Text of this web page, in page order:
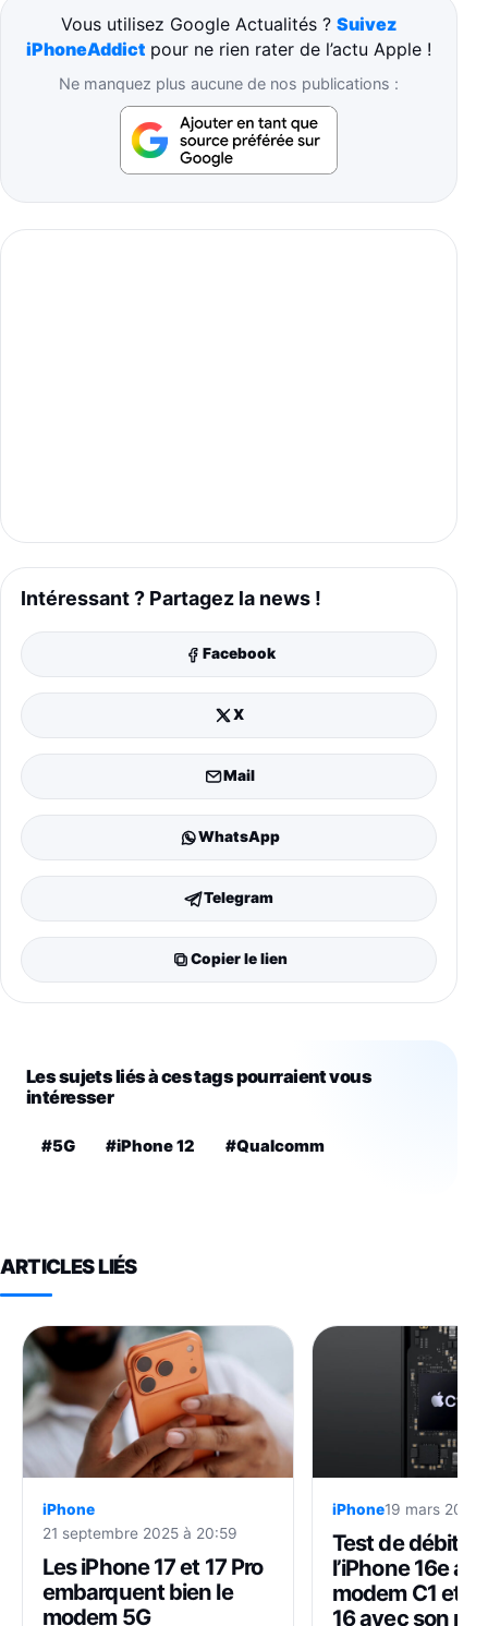
Vous utilisez Google Actualités ? Suivez
iPhoneAddict pour ne rien rater de l’actu Apple !
Ne manquez plus aucune de nos publications :
Intéressant ? Partagez la news !
Facebook
X
Mail
WhatsApp
Telegram
Copier le lien
Les sujets liés à ces tags pourraient vous
intéresser
#5G #iPhone 12 #Qualcomm
ARTICLES LIÉS
iPhone
21 septembre 2025 à 20:59
Les iPhone 17 et 17 Pro
embarquent bien le
modem 5G
iPhone19 mars 2025
Test de débits
l’iPhone 16e
modem C1 et
16 avec son